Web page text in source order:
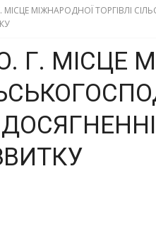
МІСЦЕ МІЖНАРОДНОЇ ТОРГІВЛІ
Г. МІСЦЕ